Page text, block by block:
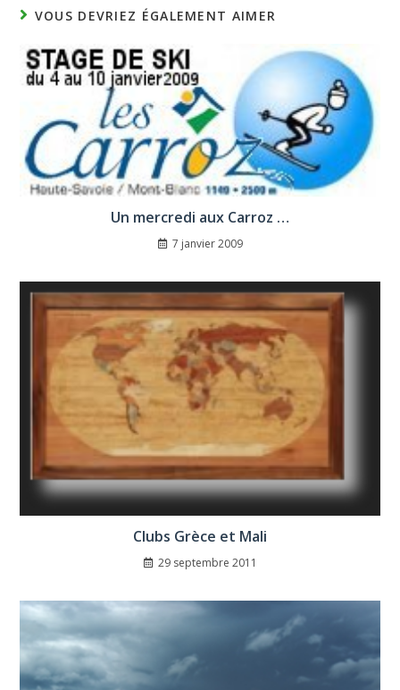
VOUS DEVRIEZ ÉGALEMENT AIMER
Un mercredi aux Carroz …
7 janvier 2009
Clubs Grèce et Mali
29 septembre 2011